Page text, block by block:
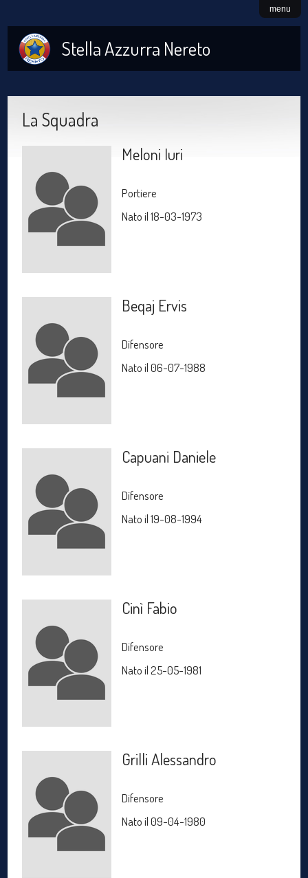
menu
Stella Azzurra Nereto
La Squadra
Meloni Iuri
Portiere
Nato il 18-03-1973
Beqaj Ervis
Difensore
Nato il 06-07-1988
Capuani Daniele
Difensore
Nato il 19-08-1994
Cinì Fabio
Difensore
Nato il 25-05-1981
Grilli Alessandro
Difensore
Nato il 09-04-1980